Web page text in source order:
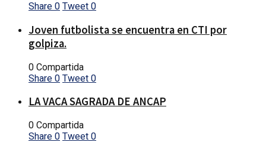
Share 0 Tweet 0
Joven futbolista se encuentra en CTI por
golpiza.
0 Compartida
Share 0 Tweet 0
LA VACA SAGRADA DE ANCAP
0 Compartida
Share 0 Tweet 0